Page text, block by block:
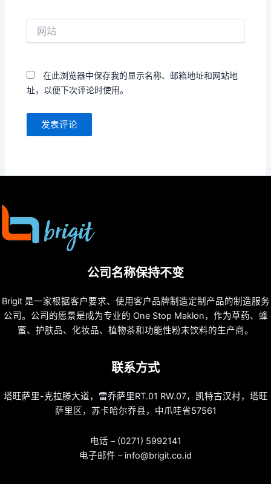
在此浏览器中保存我的显示名称、邮箱地址和网站地
址，以便下次评论时使用。
公司名称保持不变
Brigit 是一家根据客户要求、使用客户品牌制造定制产品的制造服务
公司。公司的愿景是成为专业的 One Stop Maklon，作为草药、蜂
蜜、护肤品、化妆品、植物茶和功能性粉末饮料的生产商。
联系方式
塔旺萨里-克拉滕大道，雷乔萨里RT.01 RW.07，凯特古汉村，塔旺
萨里区，苏卡哈尔乔县，中爪哇省57561
电话 – (0271) 5992141
电子邮件 – info@brigit.co.id